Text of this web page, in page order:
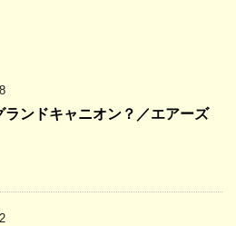
ランドキャニオン？／エアーズ